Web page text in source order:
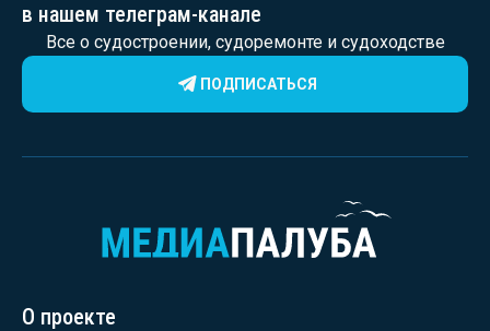
в нашем телеграм-канале
Все о судостроении, судоремонте и судоходстве
ПОДПИСАТЬСЯ
О проекте